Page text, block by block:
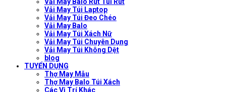
Vải May Túi Laptop
Vải May Túi Đeo Chéo
Vải May Balo
Vải May Túi Xách Nữ
Vải May Túi Chuyên Dụng
Vải May Túi Không Dệt
blog
TUYỂN DỤNG
Thợ May Mẫu
Thợ May Balo Túi Xách
Các Vị Trí Khác